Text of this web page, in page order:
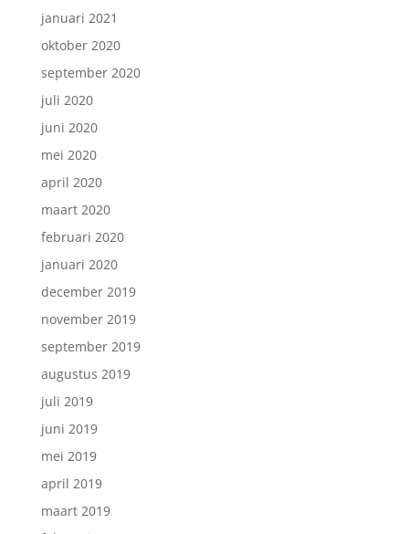
januari 2021
oktober 2020
september 2020
juli 2020
juni 2020
mei 2020
april 2020
maart 2020
februari 2020
januari 2020
december 2019
november 2019
september 2019
augustus 2019
juli 2019
juni 2019
mei 2019
april 2019
maart 2019